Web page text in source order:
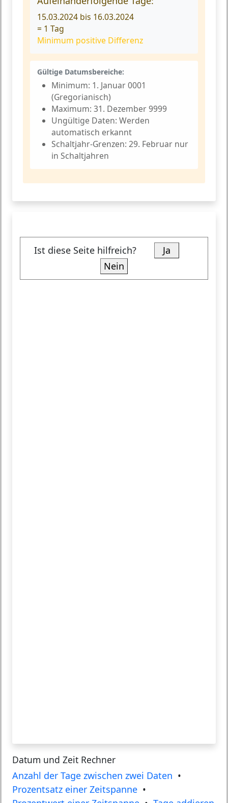
15.03.2024 bis 16.03.2024
= 1 Tag
Minimum positive Differenz
Gültige Datumsbereiche:
Minimum: 1. Januar 0001
(Gregorianisch)
Maximum: 31. Dezember 9999
Ungültige Daten: Werden
automatisch erkannt
Schaltjahr-Grenzen: 29. Februar nur
in Schaltjahren
Ist diese Seite hilfreich?
Ja
Nein
Datum und Zeit Rechner
Anzahl der Tage zwischen zwei Daten •
Prozentsatz einer Zeitspanne •